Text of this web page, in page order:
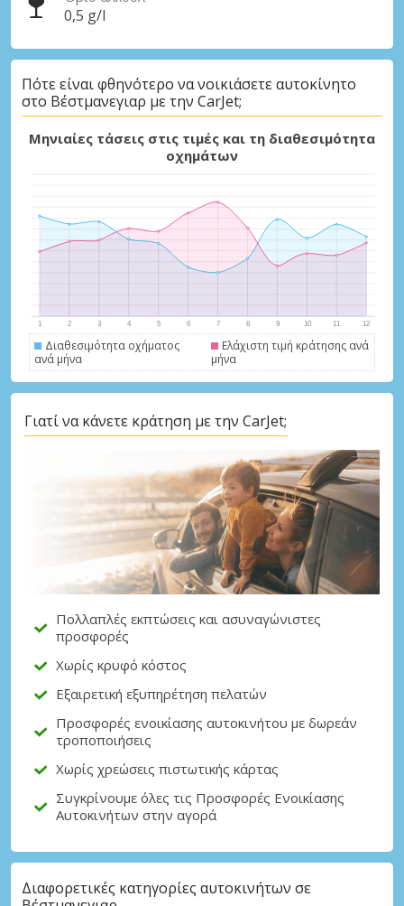
Μεγάλες εξοικονομήσεις
Αποκτήστε πρόσβαση σε αποκλειστικές
προσφορές συνεργατών
Σύνδεση με eLink
0,5 g/l
Πότε είναι φθηνότερο να νοικιάσετε αυτοκίνητο
στο Βέστμανεγιαρ με την CarJet;
Μηνιαίες τάσεις στις τιμές και τη διαθεσιμότητα
οχημάτων
Διαθεσιμότητα οχήματος
ανά μήνα
Ελάχιστη τιμή κράτησης ανά
μήνα
Γιατί να κάνετε κράτηση με την CarJet;
Πολλαπλές εκπτώσεις και ασυναγώνιστες
προσφορές
Χωρίς κρυφό κόστος
Εξαιρετική εξυπηρέτηση πελατών
Προσφορές ενοικίασης αυτοκινήτου με δωρεάν
τροποποιήσεις
Χωρίς χρεώσεις πιστωτικής κάρτας
Συγκρίνουμε όλες τις Προσφορές Ενοικίασης
Αυτοκινήτων στην αγορά
Διαφορετικές κατηγορίες αυτοκινήτων σε